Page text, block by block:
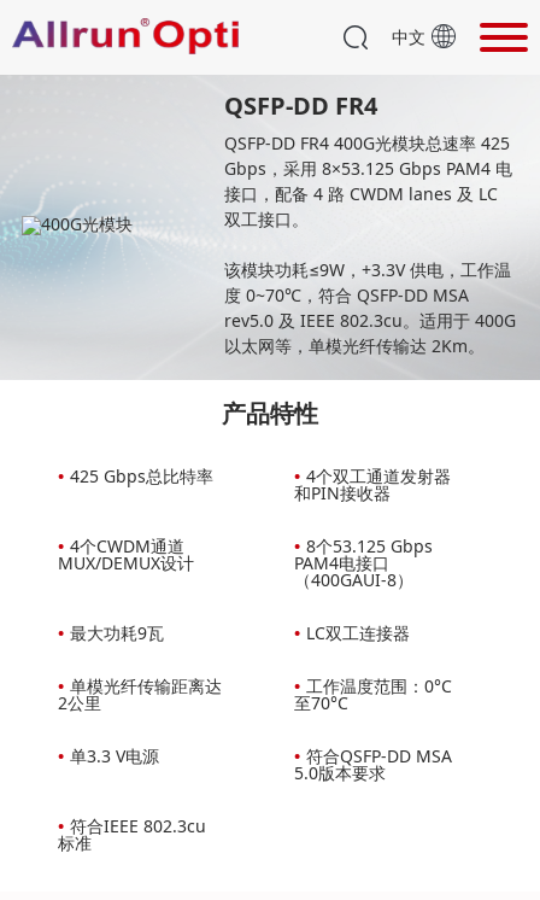
中文
QSFP-DD FR4
QSFP-DD FR4 400G光模块总速率 425
Gbps，采用 8×53.125 Gbps PAM4 电
接口，配备 4 路 CWDM lanes 及 LC
双工接口。
该模块功耗≤9W，+3.3V 供电，工作温
度 0~70℃，符合 QSFP-DD MSA
rev5.0 及 IEEE 802.3cu。适用于 400G
以太网等，单模光纤传输达 2Km。
产品特性
• 425 Gbps总比特率 • 4个双工通道发射器
和PIN接收器
• 4个CWDM通道
MUX/DEMUX设计
• 8个53.125 Gbps
PAM4电接口
（400GAUI-8）
• 最大功耗9瓦 • LC双工连接器
• 单模光纤传输距离达
2公里
• 工作温度范围：0°C
至70°C
• 单3.3 V电源 • 符合QSFP-DD MSA
5.0版本要求
• 符合IEEE 802.3cu
标准